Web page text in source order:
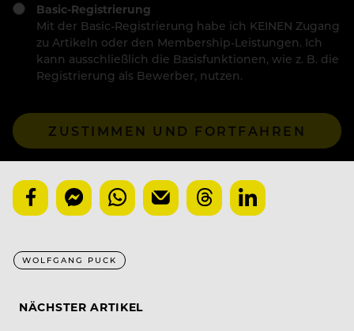
Basic-Registrierung
Mit der Basic-Registrierung habe ich KEINEN Zugang
zu Artikeln oder den Membership-Leistungen. Ich
kann ausschließlich die Basisfunktionen, wie z. B. die
Registrierung als Bewerber, nutzen.
ZUSTIMMEN UND FORTFAHREN
WOLFGANG PUCK
NÄCHSTER ARTIKEL